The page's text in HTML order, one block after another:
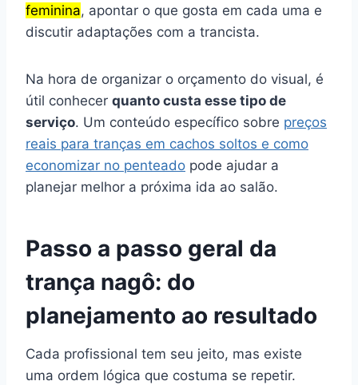
feminina, apontar o que gosta em cada uma e
discutir adaptações com a trancista.
Na hora de organizar o orçamento do visual, é
útil conhecer quanto custa esse tipo de
serviço. Um conteúdo específico sobre preços
reais para tranças em cachos soltos e como
economizar no penteado pode ajudar a
planejar melhor a próxima ida ao salão.
Passo a passo geral da
trança nagô: do
planejamento ao resultado
Cada profissional tem seu jeito, mas existe
uma ordem lógica que costuma se repetir.